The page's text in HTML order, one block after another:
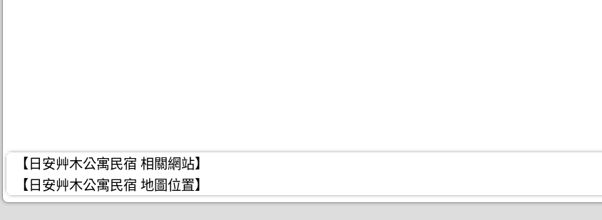
【日安艸木公寓民宿 相關網站】
【日安艸木公寓民宿 地圖位置】